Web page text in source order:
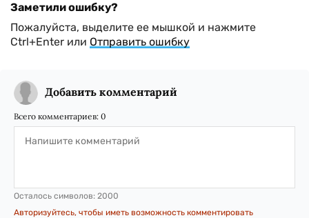
Заметили ошибку?
Пожалуйста, выделите ее мышкой и нажмите
Ctrl+Enter или Отправить ошибку
Добавить комментарий
Всего комментариев: 0
Осталось символов: 2000
Авторизуйтесь, чтобы иметь возможность комментировать